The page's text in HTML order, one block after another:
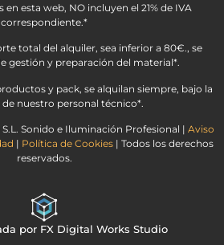
esta web, NO incluyen el 21% de IVA
correspondiente.*
total del alquiler, sea inferior a 80€., se
gestión y preparación del material*.
y pack, se alquilan siempre, bajo la
nuestro personal técnico*.
Sonido e Iluminación Profesional | Aviso
| Política de Cookies| Todos los derechos
reservados.
por FX Digital Works Studio